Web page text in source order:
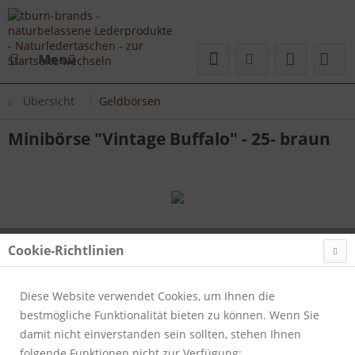
Menü
Übersicht Geldbörsen
Minibörse "Vintage Buffalo" - 25- braun
Cookie-Richtlinien
Diese Website verwendet Cookies, um Ihnen die
bestmögliche Funktionalität bieten zu können. Wenn Sie
damit nicht einverstanden sein sollten, stehen Ihnen